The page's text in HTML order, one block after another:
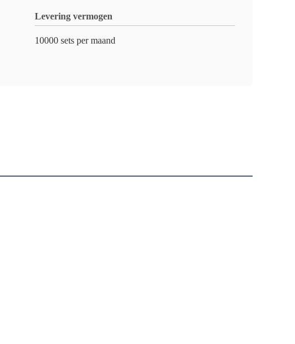
Levering vermogen
10000 sets per maand